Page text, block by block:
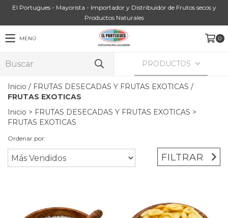
El Portugues - Mayorista - Importador y Distribuidor de Frutos secos y
Productos Naturales
MENÚ 0
PRODUCTOS
Inicio / FRUTAS DESECADAS Y FRUTAS EXOTICAS /
FRUTAS EXOTICAS
Inicio > FRUTAS DESECADAS Y FRUTAS EXOTICAS >
FRUTAS EXOTICAS
Ordenar por:
FILTRAR